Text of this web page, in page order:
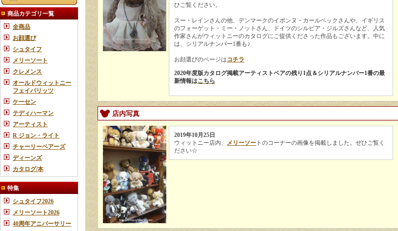
商品カテゴリ一覧
全商品
お顔選び
シュタイフ
メリーソート
クレメンス
オールドウィットニー
フェイバリッツ
ケーセン
テディハーマン
アーティスト
R ジョン・ライト
チャーリーベアーズ
ディーンズ
カタログ/本
特集
シュタイフ2026
メリーソート2026
40周年アニバーサリー
ひご覧ください。
スー・レインさんの他、デンマークのイボンヌ・カールベックさんや、イギリス
のフォーゲット・ミー・ノットさん、ドイツのシルビア・ジルズさんなど、人気
作家さんがウィットニーのカタログにご提供くださった作品もございます。中に
は、シリアルナンバー1番も♪
お顔選びのページはコチラ
2020年度版カタログ掲載アーティストベアの残り1点＆シリアルナンバー1番の最
新情報はこちら
店内写真
2019年10月25日
ウィットニー店内、 メリーソー トのコーナーの画像を掲載しました。ぜひご覧く
ださい☆